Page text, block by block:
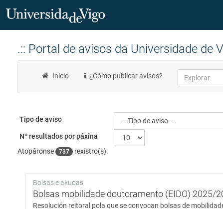
contidoSecretaría
Uvigo
.:: Portal de avisos da Universidade de
Inicio(actual)¿Cómo publicar avisos?
Tipo de aviso
Nº resultados por páxina
Atopáronse 737 rexistro(s).
Bolsas e axudas
Bolsas mobilidade doutoramento (EIDO) 2025/
Resolución reitoral pola que se convocan bolsas de